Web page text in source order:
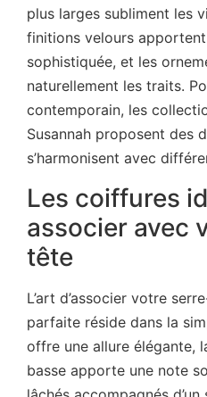
plus larges subliment les
finitions velours
sophistiquée, et les
naturellement les traits.
contemporain, les
Susannah proposent des
s’harmonisent avec
Les coiffures
associer avec
tête
L’art d’associer votre
parfaite réside dans la
offre une allure élégante,
basse apporte une note